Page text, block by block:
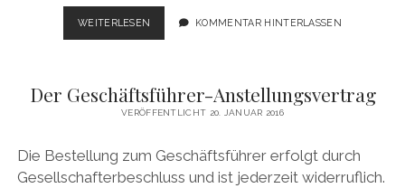
WEITERLESEN
FRIST
KOMMENTAR HINTERLASSEN
Der Geschäftsführer-Anstellungsvertrag
VERÖFFENTLICHT 20. JANUAR 2016
Die Bestellung zum Geschäftsführer erfolgt durch
Gesellschafterbeschluss und ist jederzeit widerruflich.